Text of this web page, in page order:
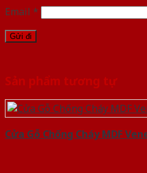
Email *
Sản phẩm tương tự
Cửa Gỗ Chống Cháy MDF